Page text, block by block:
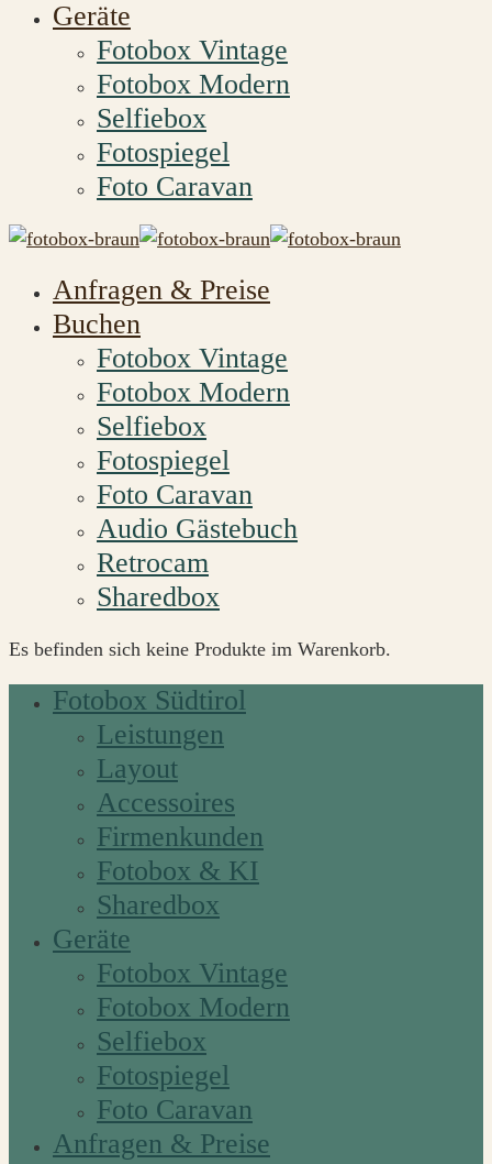
Geräte
Fotobox Vintage
Fotobox Modern
Selfiebox
Fotospiegel
Foto Caravan
Anfragen & Preise
Buchen
Fotobox Vintage
Fotobox Modern
Selfiebox
Fotospiegel
Foto Caravan
Audio Gästebuch
Retrocam
Sharedbox
Es befinden sich keine Produkte im Warenkorb.
Fotobox Südtirol
Leistungen
Layout
Accessoires
Firmenkunden
Fotobox & KI
Sharedbox
Geräte
Fotobox Vintage
Fotobox Modern
Selfiebox
Fotospiegel
Foto Caravan
Anfragen & Preise